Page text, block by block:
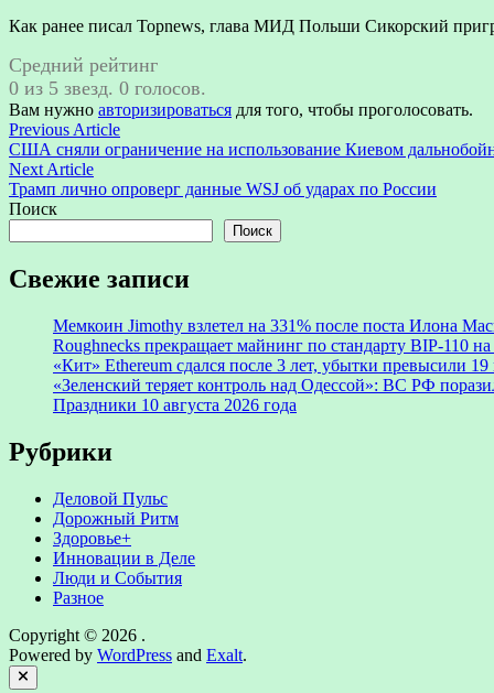
Как ранее писал Topnews, глава МИД Польши Сикорский
Средний рейтинг
0 из 5 звезд. 0 голосов.
Вам нужно авторизироваться для того, чтобы проголосовать.
Навигация
по
записям
Previous ArticlePrevious
article:
США сняли ограничение на использование Киевом
Next ArticleNext
article:
Трамп лично опроверг данные WSJ об ударах по России
Поиск
Поиск
Свежие записи
Мемкоин Jimothy взлетел на 331% после поста Илона
Roughnecks прекращает майнинг по стандарту BIP-110
«Кит» Ethereum сдался после 3 лет, убытки превысили
«Зеленский теряет контроль над Одессой»: ВС РФ
Праздники 10 августа 2026 года
Рубрики
Деловой Пульс
Дорожный Ритм
Здоровье+
Инновации в Деле
Люди и События
Разное
Copyright © 2026 .
Powered by WordPress and Exalt.
Close